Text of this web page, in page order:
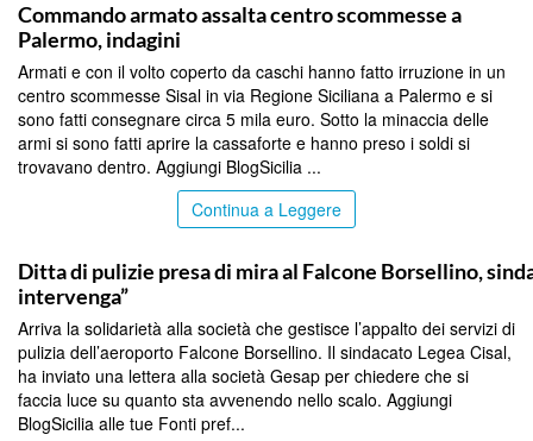
Commando armato assalta centro scommesse a
Palermo, indagini
Armati e con il volto coperto da caschi hanno fatto irruzione in un
centro scommesse Sisal in via Regione Siciliana a Palermo e si
sono fatti consegnare circa 5 mila euro. Sotto la minaccia delle
armi si sono fatti aprire la cassaforte e hanno preso i soldi si
trovavano dentro. Aggiungi BlogSicilia ...
Continua a Leggere
Ditta di pulizie presa di mira al Falcone Borsellino,
intervenga”
Arriva la solidarietà alla società che gestisce l’appalto dei servizi di
pulizia dell’aeroporto Falcone Borsellino. Il sindacato Legea Cisal,
ha inviato una lettera alla società Gesap per chiedere che si
faccia luce su quanto sta avvenendo nello scalo. Aggiungi
BlogSicilia alle tue Fonti pref...